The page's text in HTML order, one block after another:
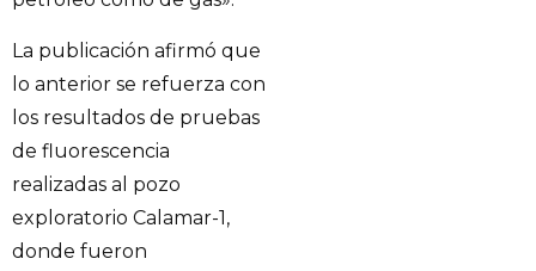
La publicación afirmó que
lo anterior se refuerza con
los resultados de pruebas
de fluorescencia
realizadas al pozo
exploratorio Calamar-1,
donde fueron